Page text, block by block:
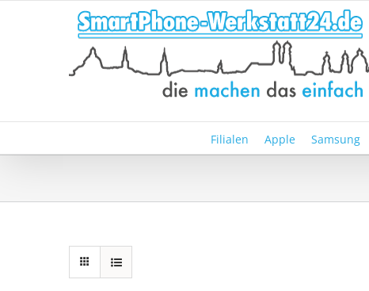
Filialen Apple Samsung